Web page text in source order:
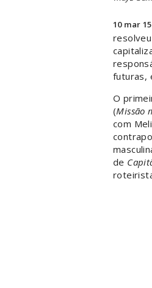
10 mar 15
futuras,
O
(Missão
com
de